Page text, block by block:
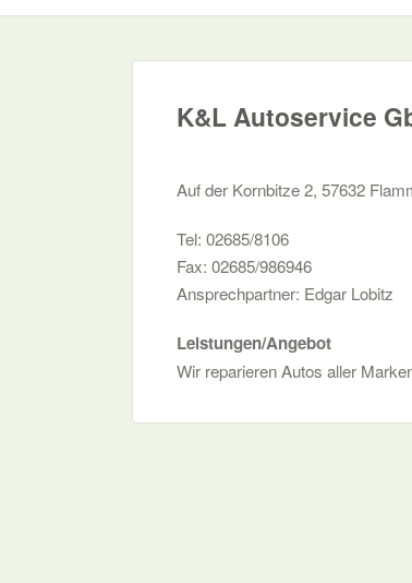
K&L Autoservice
Auf der Kornbitze 2, 57632
Tel: 02685/8106
Fax: 02685/986946
Ansprechpartner: Edgar Lobitz
Leistungen/Angebot
Wir reparieren Autos aller